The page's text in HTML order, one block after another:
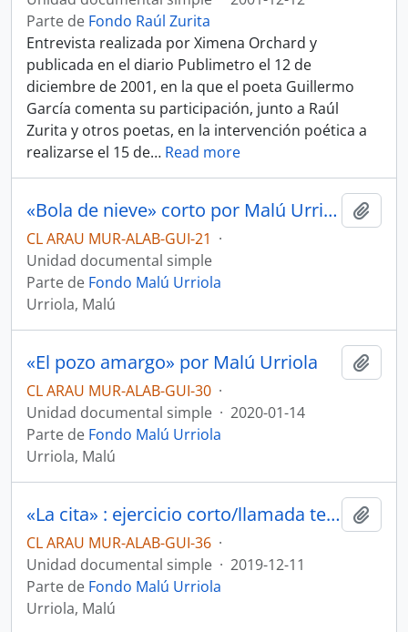
Parte de Fondo Raúl Zurita
Entrevista realizada por Ximena Orchard y
publicada en el diario Publimetro el 12 de
diciembre de 2001, en la que el poeta Guillermo
García comenta su participación, junto a Raúl
Zurita y otros poetas, en la intervención poética a
realizarse el 15 de… Read more
«Bola de nieve» corto por Malú Urriola
CL ARAU MUR-ALAB-GUI-21 ·
Unidad documental simple
Parte de Fondo Malú Urriola
Urriola, Malú
«El pozo amargo» por Malú Urriola
CL ARAU MUR-ALAB-GUI-30 ·
Unidad documental simple · 2020-01-14
Parte de Fondo Malú Urriola
Urriola, Malú
«La cita» : ejercicio corto/llamada telefónica por Malú Urriola
CL ARAU MUR-ALAB-GUI-36 ·
Unidad documental simple · 2019-12-11
Parte de Fondo Malú Urriola
Urriola, Malú